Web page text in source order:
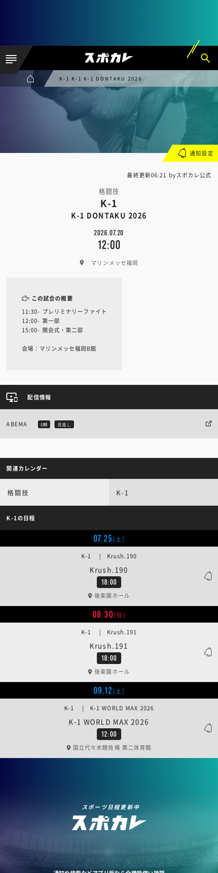
K-1 K-1 K-1 DONTAKU 2026
最終更新06:21 byスポカレ公式
格闘技
K-1
K-1 DONTAKU 2026
2026.07.20
12:00
マリンメッセ福岡
通知設定
この試合の概要
11:30- プレリミナリーファイト
12:00- 第一部
15:00- 開会式・第二部
会場：マリンメッセ福岡B館
配信情報
ABEMA LIVE 見逃し
関連カレンダー
格闘技 K-1
K-1の日程
07.25[土]
18:00
Krush.190
K-1 | Krush.190
後楽園ホール
08.30[日]
18:00
Krush.191
K-1 | Krush.191
後楽園ホール
09.12[土]
12:00
K-1 WORLD MAX 2026
K-1 | K-1 WORLD MAX 2026
国立代々木競技場 第二体育館
スポーツ日程更新中